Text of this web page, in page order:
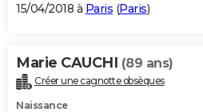
15/04/2018 à Paris (Paris)
Marie CAUCHI (89 ans)
Créer une cagnotte obsèques
Naissance